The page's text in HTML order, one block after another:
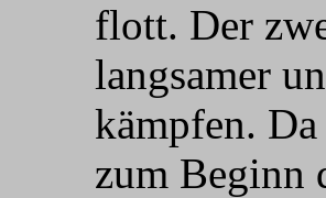
flott. Der
langsamer
kämpfen.
zum Beginn